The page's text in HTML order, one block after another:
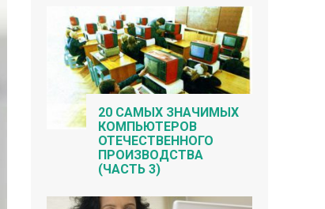
20 САМЫХ ЗНАЧИМЫХ
КОМПЬЮТЕРОВ
ОТЕЧЕСТВЕННОГО
ПРОИЗВОДСТВА
(ЧАСТЬ 3)